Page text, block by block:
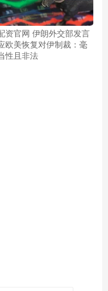
资官网 伊朗外交部发言
欧美恢复对伊制裁：毫
性且非法